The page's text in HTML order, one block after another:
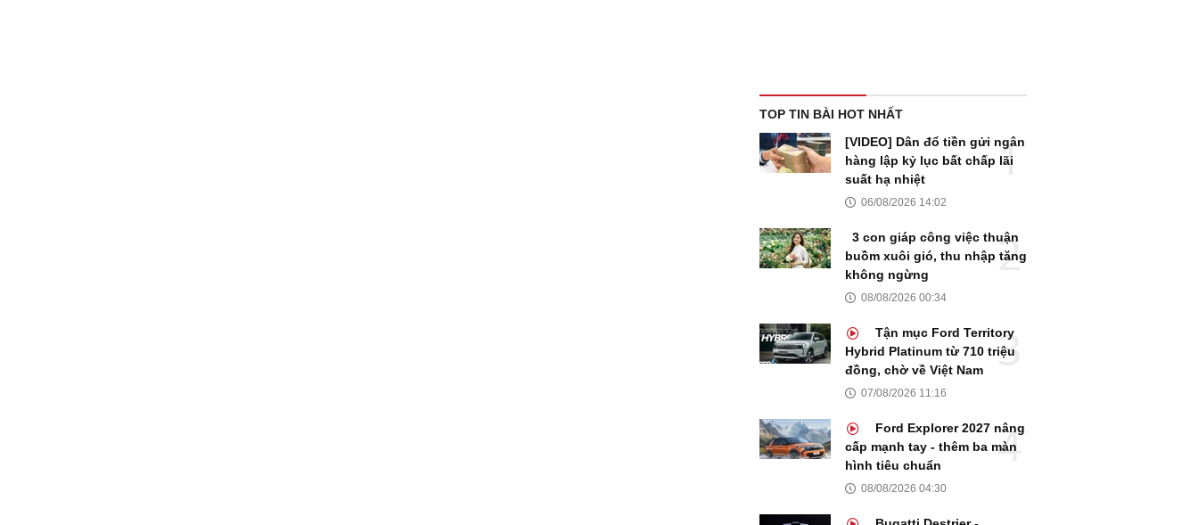
TOP TIN BÀI HOT NHẤT
[VIDEO] Dân đổ tiền gửi ngân
hàng lập kỷ lục bất chấp lãi
suất hạ nhiệt
06/08/2026 14:02
3 con giáp công việc thuận
buồm xuôi gió, thu nhập tăng
không ngừng
08/08/2026 00:34
Tận mục Ford Territory
Hybrid Platinum từ 710 triệu
đồng, chờ về Việt Nam
07/08/2026 11:16
Ford Explorer 2027 nâng
cấp mạnh tay - thêm ba màn
hình tiêu chuẩn
08/08/2026 04:30